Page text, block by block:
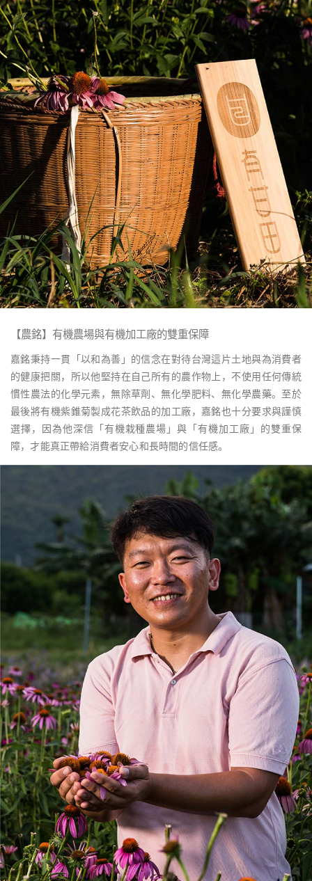
【農銘】有機農場與有機加工廠的雙重保障
嘉銘秉持一貫「以和為善」的信念在對待台灣這片土地與為消費者
的健康把關，所以他堅持在自己所有的農作物上，不使用任何傳統
慣性農法的化學元素，無除草劑、無化學肥料、無化學農藥。至於
最後將有機紫錐菊製成花茶飲品的加工廠，嘉銘也十分要求與謹慎
選擇，因為他深信「有機栽種農場」與「有機加工廠」的雙重保
障，才能真正帶給消費者安心和長時間的信任感。